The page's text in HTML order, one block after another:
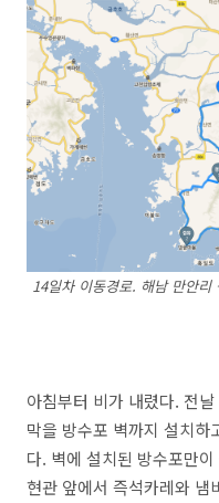
14일차 이동경로. 해남 만안
아침부터 비가 내렸다. 전
막을 방수포 벽까지 설치하
다. 벽에 설치된 방수포만
현관 앞에서 즉석카레와 냄